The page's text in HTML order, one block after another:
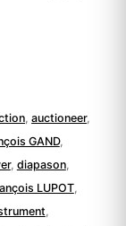
,auctioneer,
GAND,
, diapason,
LUPOT,